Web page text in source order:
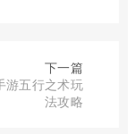
下一篇
游五行之术玩
法攻略